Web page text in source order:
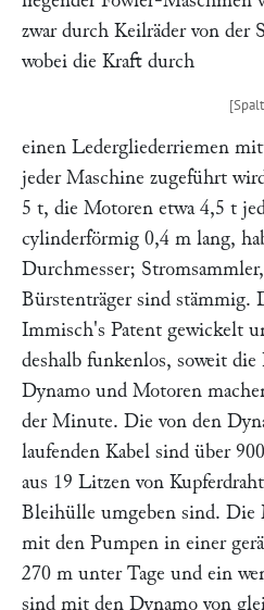
zwar durch Keilräder von der
wobei die Kraft durch
einen Ledergliederriemen
jeder Maschine zugeführt
5 t, die Motoren etwa 4,5 t
cylinderförmig 0,4 m lang,
Durchmesser;
Bürstenträger sind stämmig.
Immisch's Patent gewickelt
deshalb funkenlos, soweit
Dynamo und Motoren
der Minute. Die von den
laufenden Kabel sind über
aus 19 Litzen von
Bleihülle umgeben sind. Die
mit den Pumpen in einer
270 m unter Tage und ein
sind mit den Dynamo von